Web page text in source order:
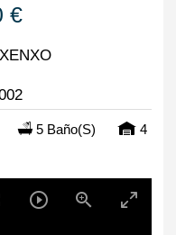
€
5 Baño(s)
4